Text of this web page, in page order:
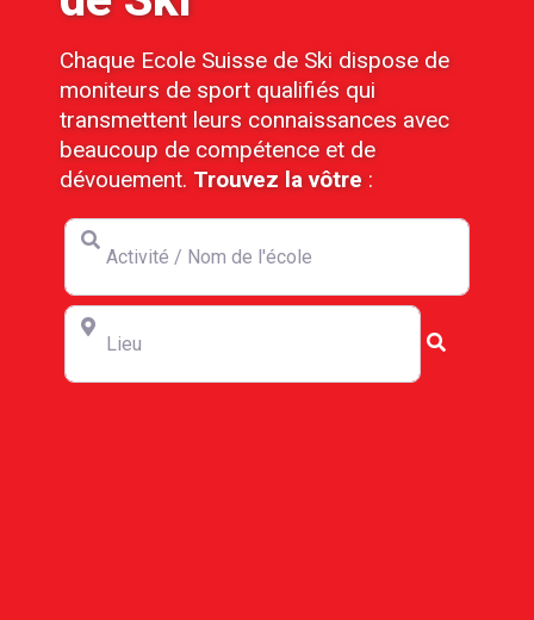
Chaque Ecole Suisse de Ski dispose de
moniteurs de sport qualifiés qui
transmettent leurs connaissances avec
beaucoup de compétence et de
dévouement. Trouvez la vôtre:
Activité / Nom de l'école
Lieu
Search